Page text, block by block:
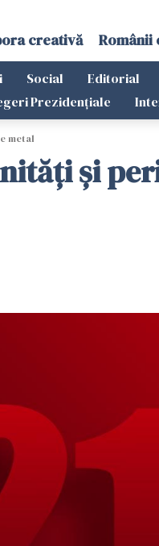
creativă Românii
Social Editorial
Prezidențiale
metal
și